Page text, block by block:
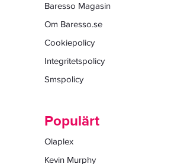
Baresso Magasin
Om Baresso.se
Cookiepolicy
Integritetspolicy
Smspolicy
Populärt
Olaplex
Kevin Murphy